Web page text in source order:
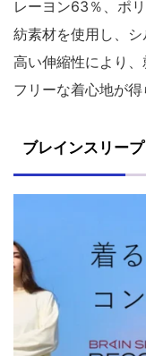
レーヨン63％、ポ
紡素材を使用し、シ
高い伸縮性により
フリーな着心地が得
ブレインスリー